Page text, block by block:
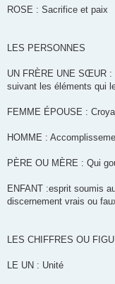
ROSE : Sacrifice et paix
LES PERSONNES
UN FRÈRE UNE SŒUR :
suivant les éléments qui
FEMME ÉPOUSE :
HOMME :
PÈRE OU MÈRE : Qui
ENFANT :esprit soumis
discernement vrais ou
LES CHIFFRES OU
LE UN : Unité